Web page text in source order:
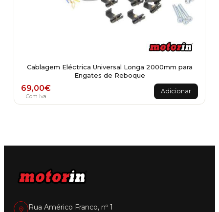
Cablagem Eléctrica Universal Longa 2000mm para
Engates de Reboque
69,00€
Com Iva
Adicionar
Rua Américo Franco, nº 1